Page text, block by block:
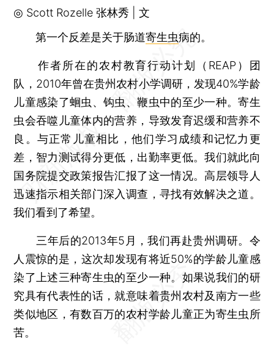
◎ Scott Rozelle 张林秀 | 文
第一个反差是关于肠道寄生虫病的。
作者所在的农村教育行动计划（REAP）团
队，2010年曾在贵州农村小学调研，发现40%学龄
儿童感染了蛔虫、钩虫、鞭虫中的至少一种。寄生
虫会吞噬儿童体内的营养，导致发育迟缓和营养不
良。与正常儿童相比，他们学习成绩和记忆力更
差，智力测试得分更低，出勤率更低。我们就此向
国务院提交政策报告汇报了这一情况。高层领导人
迅速指示相关部门深入调查，寻找有效解决之道。
我们看到了希望。
三年后的2013年5月，我们再赴贵州调研。令
人震惊的是，这次却发现有将近50%的学龄儿童感
染了上述三种寄生虫的至少一种。如果说我们的研
究具有代表性的话，就意味着贵州农村及南方一些
类似地区，有数百万的农村学龄儿童正为寄生虫所
苦。